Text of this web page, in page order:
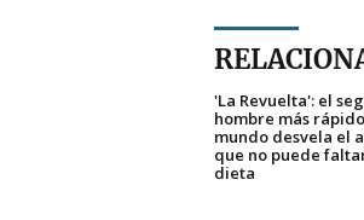
'La Revuelta': el
hombre más
mundo desvela el
que no puede
dieta